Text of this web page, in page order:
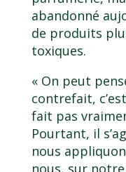
abandonné
de produits
toxiques.
« On peut
contrefait,
fait pas
Pourtant, il
nous
nous, sur